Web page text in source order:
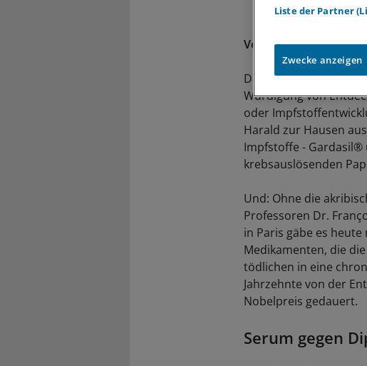
Von Peter Leiner
Der Nobelpreis für
Würdigung von
oder
Harald zur Hausen
Impfstoffe -
krebsauslösenden
Und: Ohne die
Professoren Dr.
in Paris gäbe es
Medikamenten, die
tödlichen in eine
Jahrzehnte von der
Nobelpreis gedauert.
Serum gegen
Liste der Partner
Zwecke anzeigen